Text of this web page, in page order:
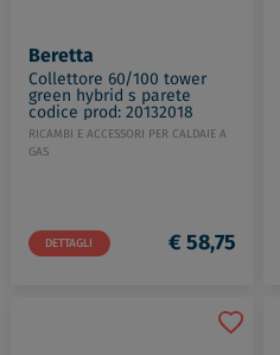
Beretta
Collettore 60/100 tower
green hybrid s parete
codice prod: 20132018
RICAMBI E ACCESSORI PER CALDAIE A
GAS
DETTAGLI € 58,75